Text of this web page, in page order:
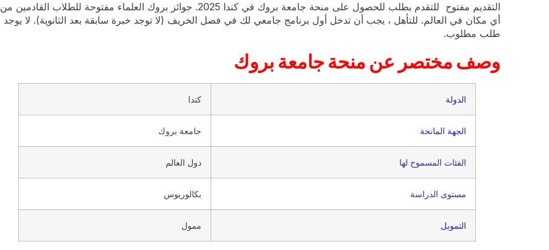
التقديم مفتوح للتقدم بطلب للحصول على منحة جامعة بروك في كندا 2025. جوائز بروك العلماء مفتوحة للطلاب القادمين من
أي مكان في العالم. للتأهل ، يجب أن تدخل أول برنامج جامعي لك في فصل الخريف (لا توجد خبرة سابقة بعد الثانوية). لا يوجد
طلب مطلوب.
وصف مختصر عن منحة جامعة بروك
الدولة كندا
الجهة المانحة جامعة بروك
الفئات المسموح لها دول العالم
مستوى الدراسة بكالوريوس
التمويل ممول